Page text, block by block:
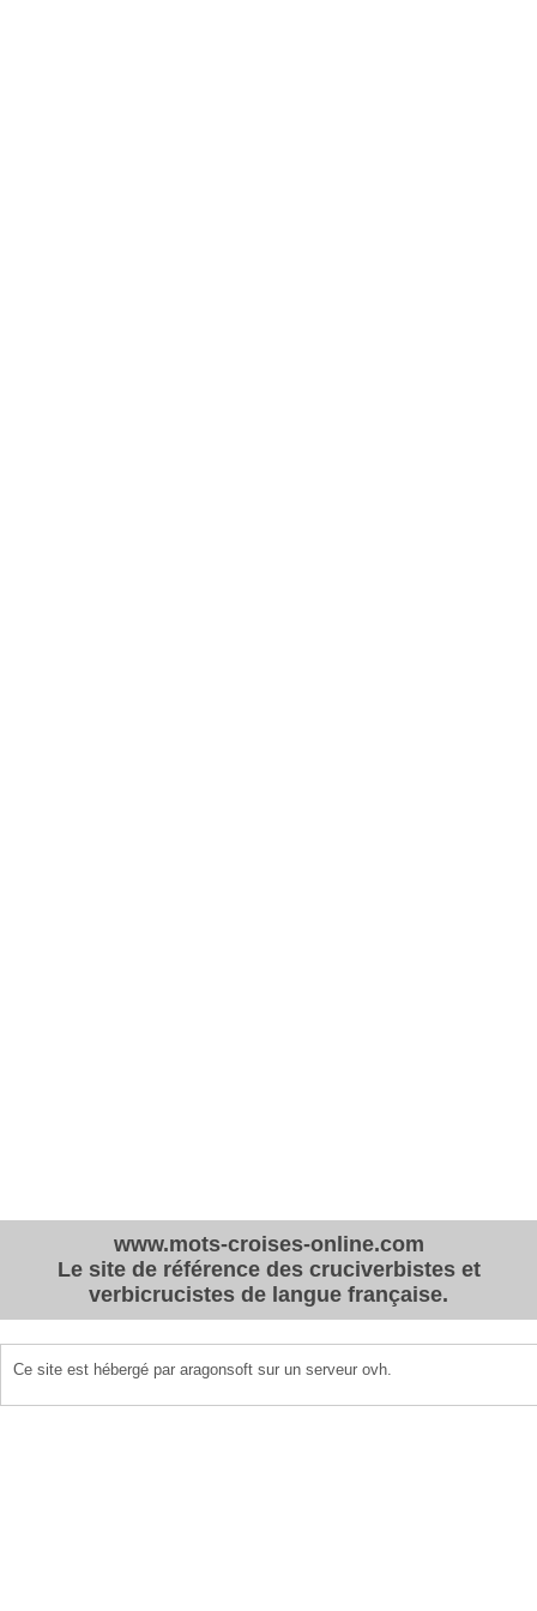
www.mots-croises-online.com
Le site de référence des cruciverbistes et
verbicrucistes de langue française.